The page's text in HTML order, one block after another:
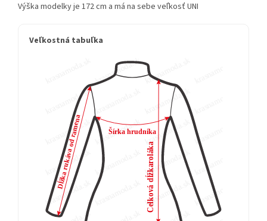
Výška modelky je 172 cm a má na sebe veľkosť UNI
Veľkostná tabuľka